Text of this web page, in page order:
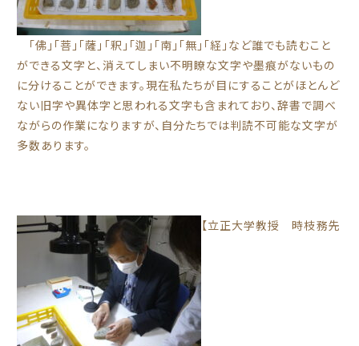
「佛」「菩」「薩」「釈」「迦」「南」「無」「経」など誰でも読むこと
ができる文字と、消えてしまい不明瞭な文字や墨痕がないもの
に分けることができます。現在私たちが目にすることがほとんど
ない旧字や異体字と思われる文字も含まれており、辞書で調べ
ながらの作業になりますが、自分たちでは判読不可能な文字が
多数あります。
【立正大学教授 時枝務先